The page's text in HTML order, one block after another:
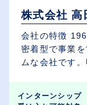
株式会社 高
会社の特徴
密着型で事業
ムな会社です
インターンシップ